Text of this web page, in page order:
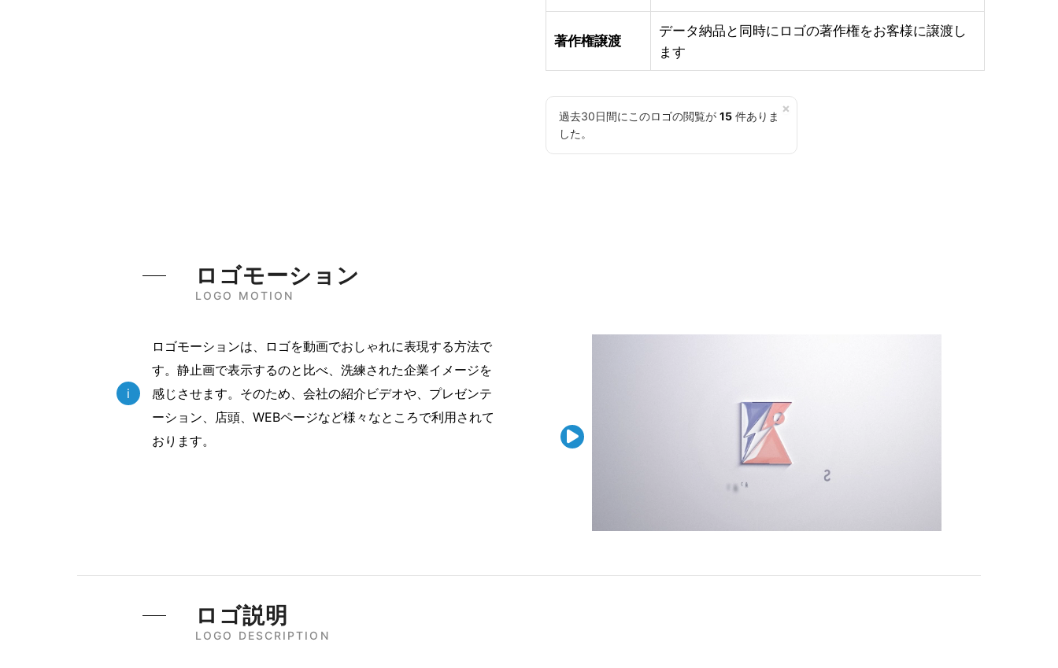
著作権譲渡
データ納品と同時にロゴの著作権をお客様に譲渡し
ます
×
過去30日間にこのロゴの閲覧が 15 件ありま
した。
LOGO MOTION
ロゴモーション
i
ロゴモーションは、ロゴを動画でおしゃれに表現する方法で
す。静止画で表示するのと比べ、洗練された企業イメージを
感じさせます。そのため、会社の紹介ビデオや、プレゼンテ
ーション、店頭、WEBページなど様々なところで利用されて
おります。

LOGO DESCRIPTION
ロゴ説明